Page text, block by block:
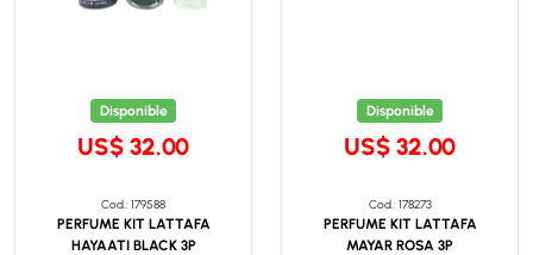
Disponible
US$ 32.00
Cod.: 179588
PERFUME KIT LATTAFA
HAYAATI BLACK 3P
Disponible
US$ 32.00
Cod.: 178273
PERFUME KIT LATTAFA
MAYAR ROSA 3P